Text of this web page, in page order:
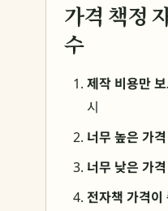
가격 책정
수
제작 비용만
시
너무 높은 가격
너무 낮은 가격
전자책 가격이